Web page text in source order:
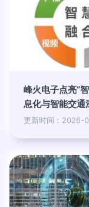
峰火电子点亮“
息化与智能交通
更新时间：2026-